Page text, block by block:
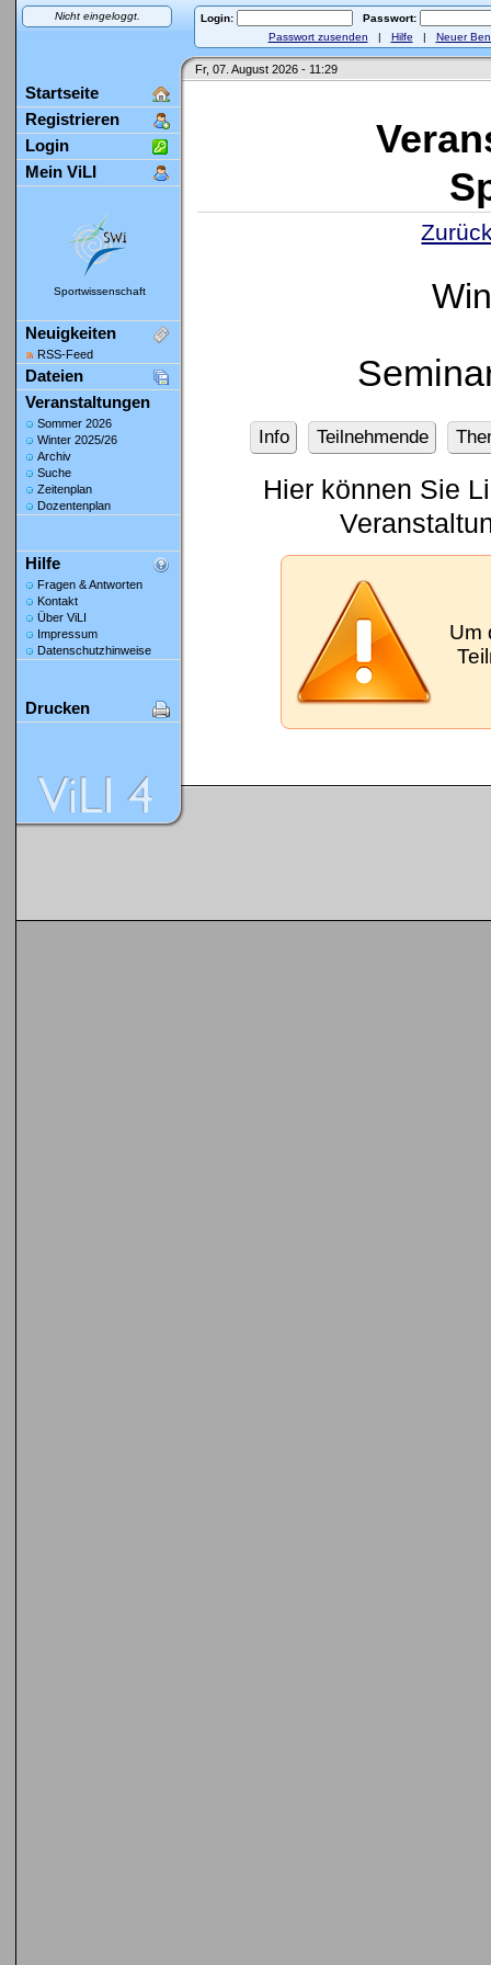
Nicht eingeloggt. Login:
Passwort:
Passwort zusenden | Hilfe | Neuer
Fr, 07. August 2026 - 11:29
Startseite
Registrieren
Login
Mein ViLI
Sportwissenschaft
Neuigkeiten
RSS-Feed
Dateien
Veranstaltungen
Sommer 2026
Winter 2025/26
Archiv
Suche
Zeitenplan
Dozentenplan
Hilfe
Fragen & Antworten
Kontakt
Über ViLI
Impressum
Datenschutzhinweise
Drucken
Info Teilnehmende
Hier können Sie
Um